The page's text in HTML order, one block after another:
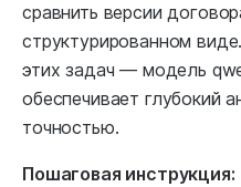
сравнить версии
структурированном
этих задач — модель
обеспечивает глубокий
точностью.
Пошаговая инструкция: